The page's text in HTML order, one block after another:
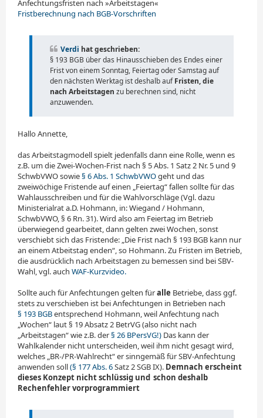
r
a
Anfechtungsfristen nach »Arbeitstagen«
Fristberechnung nach BGB-Vorschriften
Verdi hat geschrieben:
§ 193 BGB über das Hinausschieben des Endes einer
Frist von einem Sonntag, Feiertag oder Samstag auf
den nächsten Werktag ist deshalb aufFristen, die
nach Arbeitstagen zu be­rech­nen sind, nicht
anzuwenden.
Hallo Annette,
das Arbeitstagmodell spielt jedenfalls dann eine Rolle, wenn es
z.B. um die Zwei-Wochen-Frist nach § 5 Abs. 1 Satz 2 Nr. 5 und 9
SchwbVWO sowie§ 6 Abs. 1 SchwbVWOgeht und das
zweiwöchige Fristende auf einen „Feiertag“ fallen sollte für das
Wahlausschreiben und für die Wahlvorschläge (Vgl. dazu
Ministerialrat a.D. Hohmann, in: Wiegand / Hohmann,
SchwbVWO, § 6 Rn. 31). Wird also am Feiertag im Betrieb
überwiegend gearbeitet, dann gelten zwei Wochen, sonst
verschiebt sich das Fristende: „Die Frist nach § 193 BGB kann nur
an einem Atbeitstag enden“, so Hohmann. Zu Fristen im Betrieb,
die ausdrücklich nach Arbeitstagen zu bemessen sind bei SBV-
Wahl, vgl. auch WAF-Kurzvideo.
Sollte auch für Anfechtungen gelten füralle Betriebe, dass ggf.
stets zu verschieben ist bei Anfechtungen in Betrieben nach
§ 193 BGBentsprechend Hohmann, weil Anfechtung nach
„Wochen“ laut § 19 Absatz 2 BetrVG (also nicht nach
„Arbeitstagen“ wie z.B. der§ 26 BPersVG!) Das kann der
Wahlkalender nicht unterscheiden, weil ihm nicht gesagt wird,
welches „BR-/PR-Wahlrecht“ er sinngemäß für SBV-Anfechtung
anwenden soll(§ 177 Abs. 6Satz 2 SGB IX). Demnach erscheint
dieses Konzept nicht schlüssig und schon deshalb
Rechenfehler vorprogrammiert